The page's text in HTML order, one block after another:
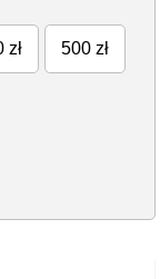
zł 500 zł